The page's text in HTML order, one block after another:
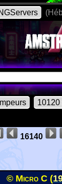
10120
16140
© Micro C (